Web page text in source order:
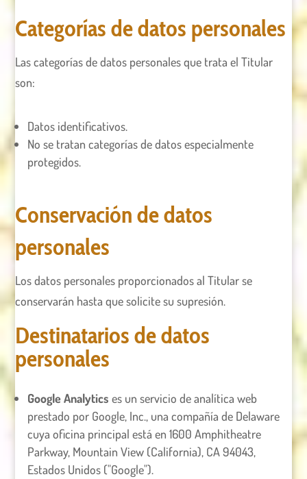
Categorías de datos personales
Las categorías de datos personales que trata el Titular
son:
Datos identificativos.
No se tratan categorías de datos especialmente
protegidos.
Conservación de datos
personales
Los datos personales proporcionados al Titular se
conservarán hasta que solicite su supresión.
Destinatarios de datos
personales
Google Analytics es un servicio de analítica web
prestado por Google, Inc., una compañía de Delaware
cuya oficina principal está en 1600 Amphitheatre
Parkway, Mountain View (California), CA 94043,
Estados Unidos ("Google").